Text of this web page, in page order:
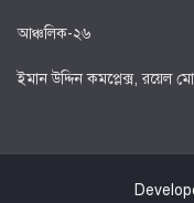
আঞ্চলিক-২৬
ইমান উদ্দিন কমপ্লেক্স, রয়েল